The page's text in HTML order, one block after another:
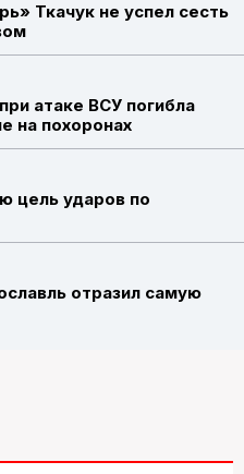
Ткачук не успел сесть
атаке ВСУ погибла
на похоронах
цель ударов по
отразил самую